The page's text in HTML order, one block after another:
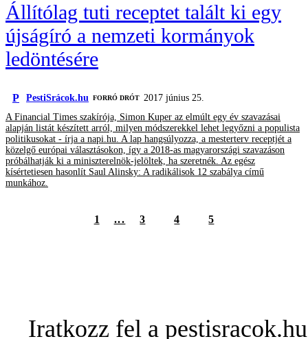
Állítólag tuti receptet talált ki egy
újságíró a nemzeti kormányok
ledöntésére
P PestiSrácok.hu FORRÓ DRÓT 2017 június 25.
A Financial Times szakírója, Simon Kuper az elmúlt egy év szavazásai
alapján listát készített arról, milyen módszerekkel lehet legyőzni a populista
politikusokat - írja a napi.hu. A lap hangsúlyozza, a mesterterv receptjét a
közelgő európai választásokon, így a 2018-as magyarországi szavazáson
próbálhatják ki a miniszterelnök-jelöltek, ha szeretnék. Az egész
kísértetiesen hasonlít Saul Alinsky: A radikálisok 12 szabálya című
munkához.
1 ... 3 4 5
Iratkozz fel a pestisracok.hu